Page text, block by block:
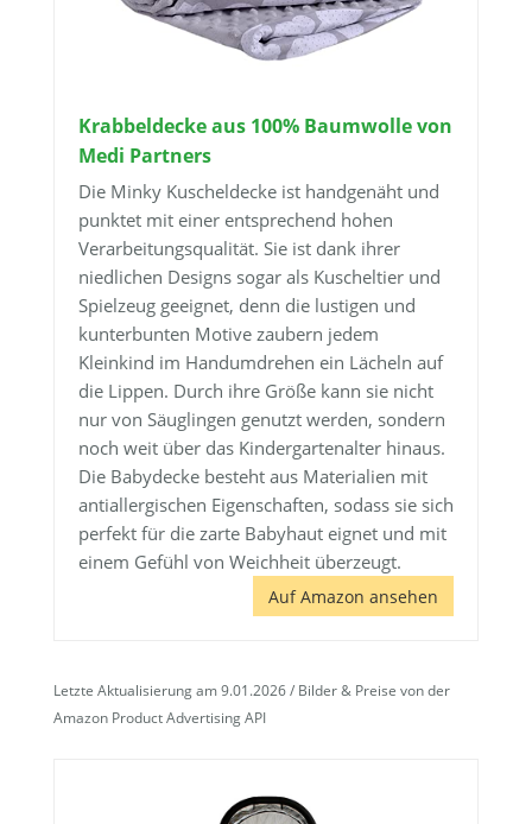
Krabbeldecke aus 100% Baumwolle von
Medi Partners
Die Minky Kuscheldecke ist handgenäht und
punktet mit einer entsprechend hohen
Verarbeitungsqualität. Sie ist dank ihrer
niedlichen Designs sogar als Kuscheltier und
Spielzeug geeignet, denn die lustigen und
kunterbunten Motive zaubern jedem
Kleinkind im Handumdrehen ein Lächeln auf
die Lippen. Durch ihre Größe kann sie nicht
nur von Säuglingen genutzt werden, sondern
noch weit über das Kindergartenalter hinaus.
Die Babydecke besteht aus Materialien mit
antiallergischen Eigenschaften, sodass sie sich
perfekt für die zarte Babyhaut eignet und mit
einem Gefühl von Weichheit überzeugt.
Auf Amazon ansehen
Letzte Aktualisierung am 9.01.2026 / Bilder & Preise von der
Amazon Product Advertising API